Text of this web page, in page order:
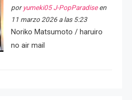
por yumeki05 J-PopParadiseen
11 marzo 2026 a las 5:23
Noriko Matsumoto / haruiro
no air mail